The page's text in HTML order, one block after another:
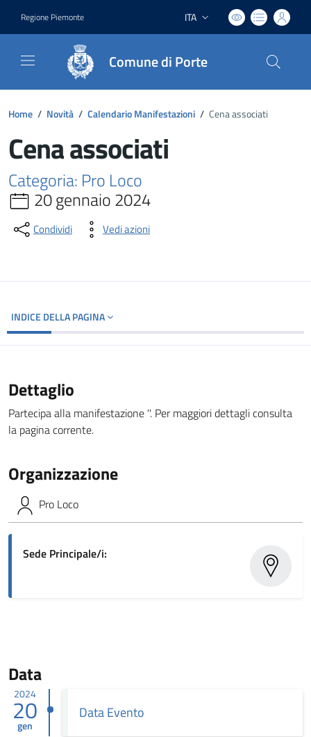
Regione Piemonte Lingua attiva:
ITA
Comune di Porte
Home / Novità / Calendario Manifestazioni / Cena associati
Cena associati
Categoria: Pro Loco
20 gennaio 2024
Condividi Vedi azioni
INDICE DELLA PAGINA
Dettaglio
Partecipa alla manifestazione ''. Per maggiori dettagli consulta
la pagina corrente.
Organizzazione
Pro Loco
Sede Principale/i:
Data
2024
20
gen
Data Evento